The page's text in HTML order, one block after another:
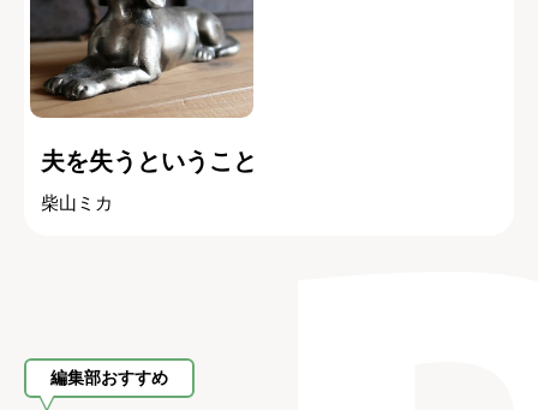
夫を失うということ
柴山ミカ
編集部おすすめ